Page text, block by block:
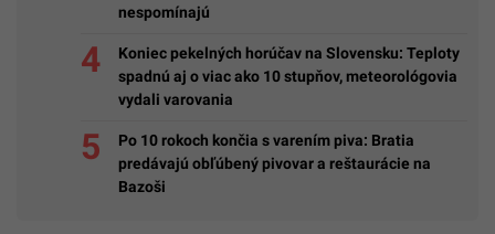
nespomínajú
Koniec pekelných horúčav na Slovensku: Teploty
spadnú aj o viac ako 10 stupňov, meteorológovia
vydali varovania
Po 10 rokoch končia s varením piva: Bratia
predávajú obľúbený pivovar a reštaurácie na
Bazoši